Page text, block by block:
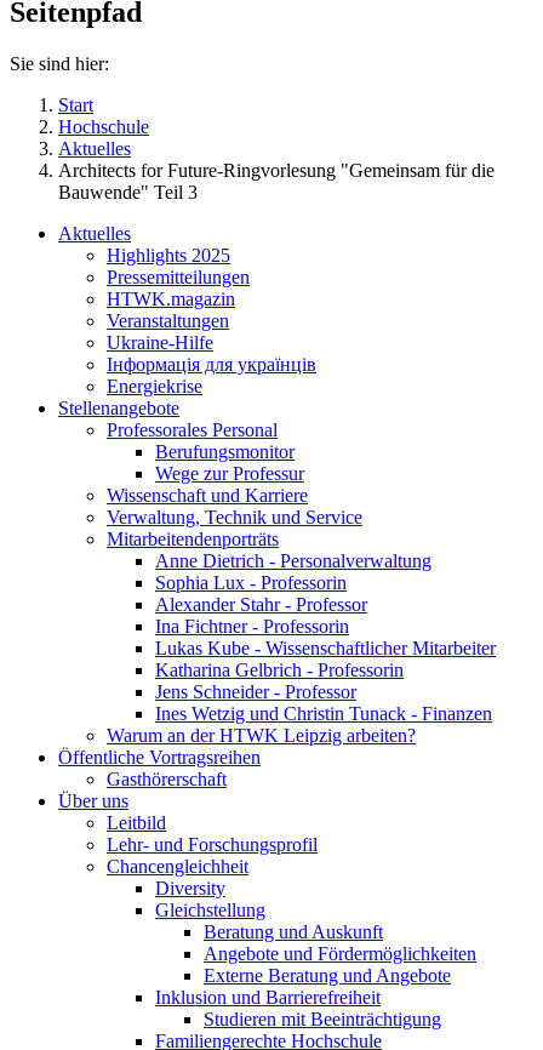
Seitenpfad
Sie sind hier:
Start
Hochschule
Aktuelles
Architects for Future-Ringvorlesung "Gemeinsam für die
Bauwende" Teil 3
Aktuelles
Highlights 2025
Pressemitteilungen
HTWK.magazin
Veranstaltungen
Ukraine-Hilfe
Інформація для українців
Energiekrise
Stellenangebote
Professorales Personal
Berufungsmonitor
Wege zur Professur
Wissenschaft und Karriere
Verwaltung, Technik und Service
Mitarbeitendenporträts
Anne Dietrich - Personalverwaltung
Sophia Lux - Professorin
Alexander Stahr - Professor
Ina Fichtner - Professorin
Lukas Kube - Wissenschaftlicher Mitarbeiter
Katharina Gelbrich - Professorin
Jens Schneider - Professor
Ines Wetzig und Christin Tunack - Finanzen
Warum an der HTWK Leipzig arbeiten?
Öffentliche Vortragsreihen
Gasthörerschaft
Über uns
Leitbild
Lehr- und Forschungsprofil
Chancengleichheit
Diversity
Gleichstellung
Beratung und Auskunft
Angebote und Fördermöglichkeiten
Externe Beratung und Angebote
Inklusion und Barrierefreiheit
Studieren mit Beeinträchtigung
Familiengerechte Hochschule